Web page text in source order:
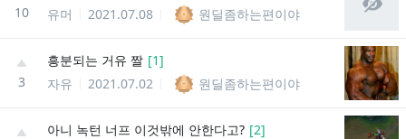
10
유머
2021.07.08 원딜좀하는편이야
3
흥분되는 거유 짤 [1]
자유
2021.07.02 원딜좀하는편이야
아니 녹턴 너프 이것밖에 안한다고? [2]